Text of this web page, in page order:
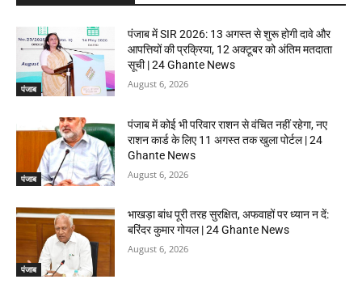
पंजाब
पंजाब में SIR 2026: 13 अगस्त से शुरू होगी दावे और
आपत्तियों की प्रक्रिया, 12 अक्टूबर को अंतिम मतदाता
सूची | 24 Ghante News
August 6, 2026
पंजाब
पंजाब में कोई भी परिवार राशन से वंचित नहीं रहेगा, नए
राशन कार्ड के लिए 11 अगस्त तक खुला पोर्टल | 24
Ghante News
August 6, 2026
पंजाब
भाखड़ा बांध पूरी तरह सुरक्षित, अफवाहों पर ध्यान न दें:
बरिंदर कुमार गोयल | 24 Ghante News
August 6, 2026